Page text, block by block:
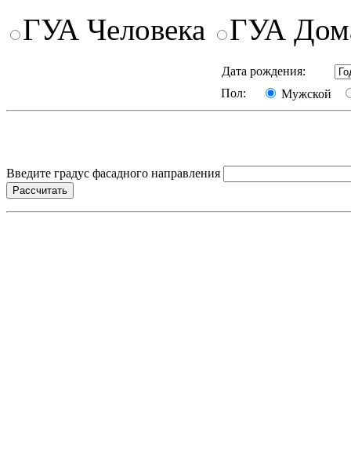
ГУА Человека
ГУА
Дата рождения:
Пол:
Мужской
Введите градус фасадного направления
Рассчитать